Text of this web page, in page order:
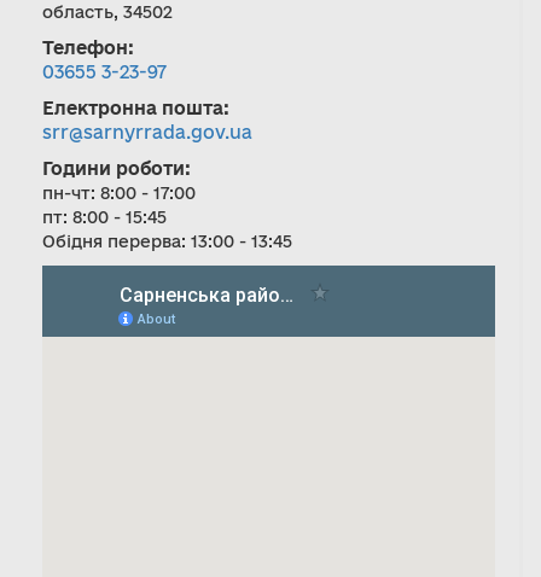
область, 34502
Телефон:
03655 3-23-97
Електронна пошта:
srr@sarnyrrada.gov.ua
Години роботи:
пн-чт: 8:00 - 17:00
пт: 8:00 - 15:45
Обідня перерва: 13:00 - 13:45